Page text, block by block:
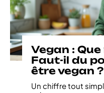
Vegan :
Faut-il du
être vegan ?
Un chiffre tout